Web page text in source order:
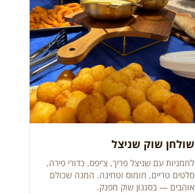
שולחן שוק שניצל
לחמניות עם שניצל פריך, צ'יפס, כדורי פירה,
סלטים טריים, חומוס וטחינה. המנה שכולם
אוהבים — בסגנון שוק מפנק.